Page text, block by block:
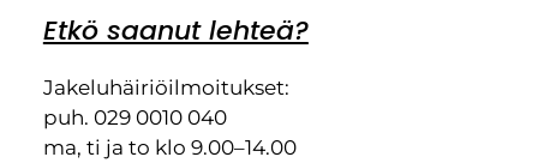
Etkö saanut lehteä?
Jakeluhäiriöilmoitukset:
puh. 029 0010 040
ma, ti ja to klo 9.00–14.00